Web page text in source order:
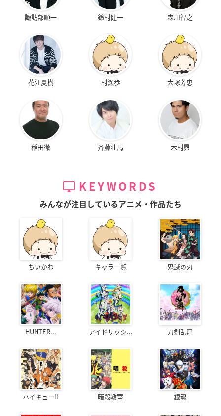
諏訪部順一 鈴村健一 森川智之
花江夏樹 村瀬歩 大塚芳忠
稲田徹 斉藤壮馬 木村昴
KEYWORDS
みんなが注目しているアニメ・作品たち
ちいかわ キャラ一覧 鬼滅の刃
HUNTER... アイドリッシ... 刀剣乱舞
ハイキュー!! 暗殺教室 銀魂